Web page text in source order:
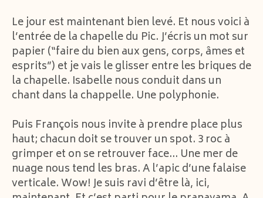
Le jour est maintenant bien levé. Et nous voici à
l’entrée de la chapelle du Pic. J’écris un mot sur
papier (“faire du bien aux gens, corps, âmes et
esprits”) et je vais le glisser entre les briques de
la chapelle. Isabelle nous conduit dans un
chant dans la chappelle. Une polyphonie.
Puis François nous invite à prendre place plus
haut; chacun doit se trouver un spot. 3 roc à
grimper et on se retrouver face… Une mer de
nuage nous tend les bras. A l’apic d’une falaise
verticale. Wow! Je suis ravi d’être là, ici,